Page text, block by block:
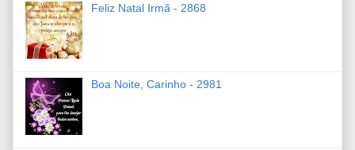
Feliz Natal Irmã - 2868
Boa Noite, Carinho - 2981